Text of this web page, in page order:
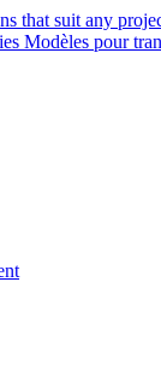
that suit any
Modèles pour